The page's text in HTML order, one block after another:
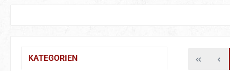
KATEGORIEN